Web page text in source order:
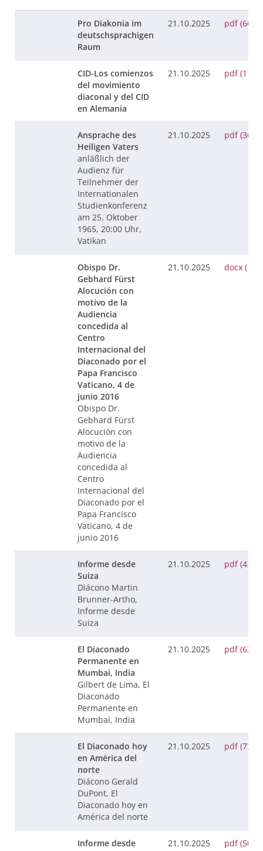
Pro Diakonia im
deutschsprachigen
Raum
21.10.2025 pdf (66
CID-Los comienzos
del movimiento
diaconal y del CID
en Alemania
21.10.2025 pdf (111
Ansprache des
Heiligen Vaters
anläßlich der
Audienz für
Teilnehmer der
Internationalen
Studienkonferenz
am 25. Oktober
1965, 20:00 Uhr,
Vatikan
21.10.2025 pdf (36
Obispo Dr.
Gebhard Fürst
Alocución con
motivo de la
Audiencia
concedida al
Centro
Internacional del
Diaconado por el
Papa Francisco
Vaticano, 4 de
junio 2016
Obispo Dr.
Gebhard Fürst
Alocución con
motivo de la
Audiencia
concedida al
Centro
Internacional del
Diaconado por el
Papa Francisco
Vaticano, 4 de
junio 2016
21.10.2025 docx (13
Informe desde
Suiza
Diácono Martin
Brunner-Artho,
Informe desde
Suiza
21.10.2025 pdf (43
El Diaconado
Permanente en
Mumbai, India
Gilbert de Lima, El
Diaconado
Permanente en
Mumbai, India
21.10.2025 pdf (62
El Diaconado hoy
en América del
norte
Diácono Gerald
DuPont, El
Diaconado hoy en
América del norte
21.10.2025 pdf (73
Informe desde
21.10.2025 pdf (50